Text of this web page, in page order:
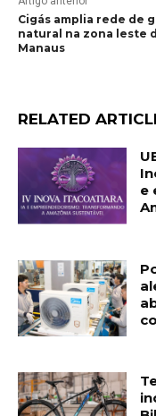
Cigás amplia rede de
natural na zona leste
Manaus
RELATED
e